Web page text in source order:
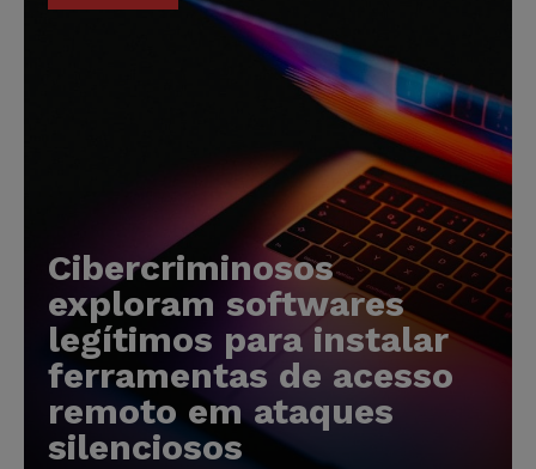
Cibercriminosos
exploram softwares
legítimos para instalar
ferramentas de acesso
remoto em ataques
silenciosos